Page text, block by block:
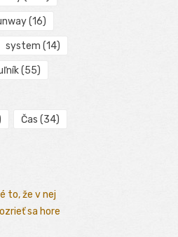
(16)
system (14)
(55)
Čas (34)
to, že v nej
sa hore